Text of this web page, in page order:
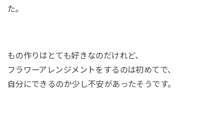
た。
もの作りはとても好きなのだけれど、
フラワーアレンジメントをするのは初めてで、
自分にできるのか少し不安があったそうです。